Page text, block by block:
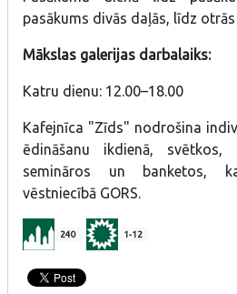
pasākums divās daļās, līdz
Mākslas galerijas darbalaiks:
Katru dienu: 12.00–18.00
Kafejnīca "Zīds" nodrošina
ēdināšanu ikdienā,
semināros un banketos,
vēstniecībā GORS.
240 1-12